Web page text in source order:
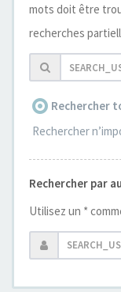
mots doit être
recherches
Rechercher
Rechercher
Rechercher par
Utilisez un *